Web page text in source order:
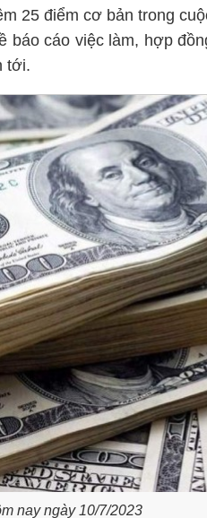
25 điểm cơ bản trong
báo cáo việc làm, hợp
tới.
nay ngày 10/7/2023